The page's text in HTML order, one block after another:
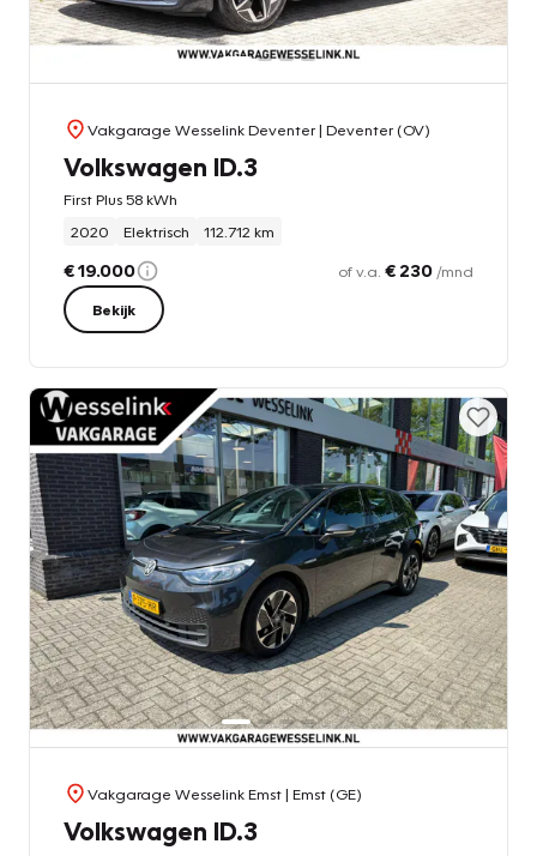
Vakgarage Wesselink Deventer| Deventer (OV)
Volkswagen ID.3
First Plus 58 kWh
2020
Elektrisch 112.712 km
€ 19.000 of v.a. € 230 /mnd
Bekijk
Vakgarage Wesselink Emst| Emst (GE)
Volkswagen ID.3